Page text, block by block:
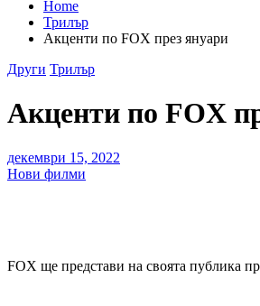
Home
Трилър
Акценти по FOX през януари
Други Трилър
Акценти по FOX
декември 15, 2022
Нови филми
FOX ще представи на своята публика